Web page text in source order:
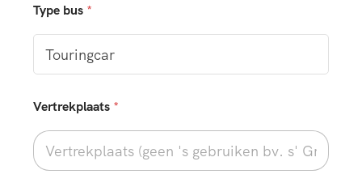
Type bus *
Vertrekplaats *